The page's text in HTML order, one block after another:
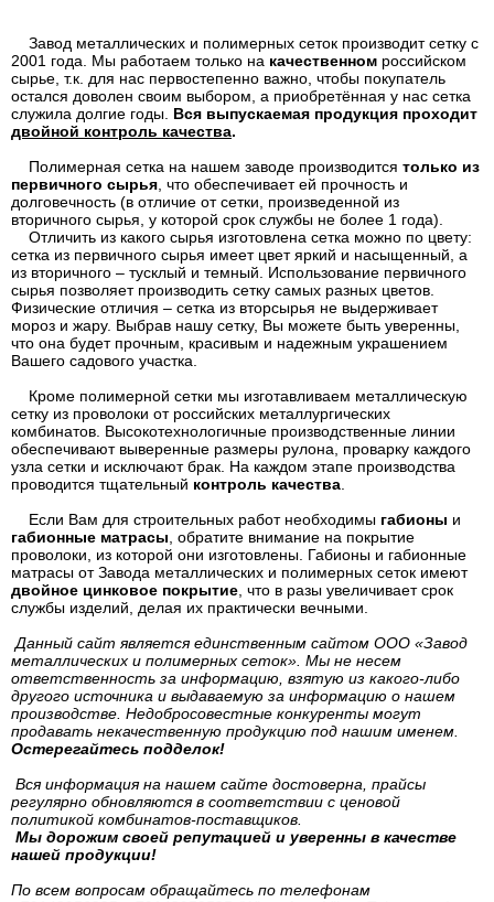
Завод металлических и полимерных сеток производит сетку с
2001 года. Мы работаем только на качественном российском
сырье, т.к. для нас первостепенно важно, чтобы покупатель
остался доволен своим выбором, а приобретённая у нас сетка
служила долгие годы. Вся выпускаемая продукция проходит
двойной контроль качества.
Полимерная сетка на нашем заводе производится только из
первичного сырья , что обеспечивает ей прочность и
долговечность (в отличие от сетки, произведенной из
вторичного сырья, у которой срок службы не более 1 года).
Отличить из какого сырья изготовлена сетка можно по цвету:
сетка из первичного сырья имеет цвет яркий и насыщенный, а
из вторичного – тусклый и темный. Использование первичного
сырья позволяет производить сетку самых разных цветов.
Физические отличия – сетка из вторсырья не выдерживает
мороз и жару. Выбрав нашу сетку, Вы можете быть уверенны,
что она будет прочным, красивым и надежным украшением
Вашего садового участка.
Кроме полимерной сетки мы изготавливаем металлическую
сетку из проволоки от российских металлургических
комбинатов. Высокотехнологичные производственные линии
обеспечивают выверенные размеры рулона, проварку каждого
узла сетки и исключают брак. На каждом этапе производства
проводится тщательный контроль качества
Если Вам для строительных работ необходимы габионы и
габионные матрасы , обратите внимание на покрытие
проволоки, из которой они изготовлены. Габионы и габионные
матрасы от Завода металлических и полимерных сеток имеют
двойное цинковое покрытие , что в разы увеличивает срок
службы изделий, делая их практически вечными.
Данный сайт является единственным сайтом ООО «Завод
металлических и полимерных сеток». Мы не несем
ответственность за информацию, взятую из какого-либо
другого источника и выдаваемую за информацию о нашем
производстве. Недобросовестные конкуренты могут
продавать некачественную продукцию под нашим именем.
Остерегайтесь подделок!
Вся информация на нашем сайте достоверна, прайсы
регулярно обновляются в соответствии с ценовой
политикой комбинатов-поставщиков.
Мы дорожим своей репутацией и уверенны в качестве
нашей продукции!
По всем вопросам обращайтесь по телефонам